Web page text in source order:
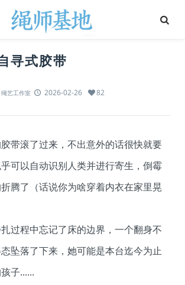
寻式胶带
绳艺工作室 2026-02-26 82
带滚了过来，不出意外的话很快就要
可以自动识别人类并进行寄生，倒霉
腾了（话说你为啥穿着内衣在家里晃
过程中忘记了床的边界，一个翻身不
坠落了下来，她可能是本台迄今为止
子......